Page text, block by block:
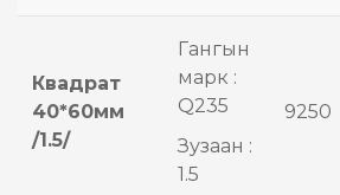
Квадрат
40*60мм
/1.5/
Гангын
марк :
Q235
Зузаан :
1.5
9250